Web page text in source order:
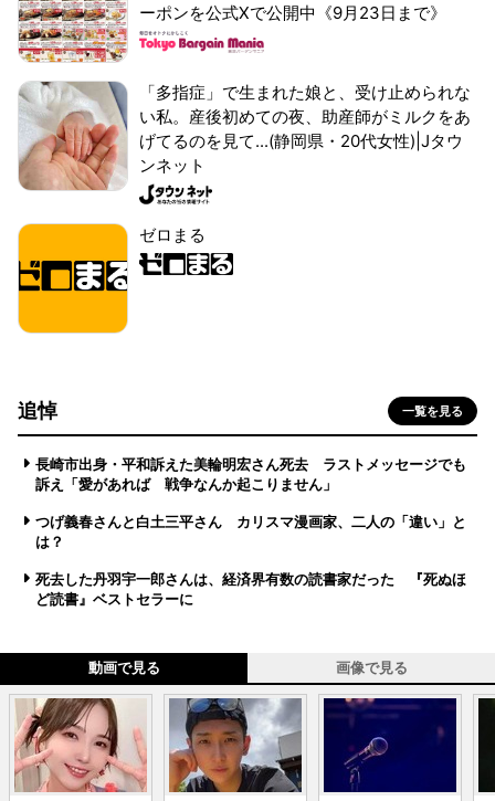
ーポンを公式Xで公開中《9月23日まで》
「多指症」で生まれた娘と、受け止められな
い私。産後初めての夜、助産師がミルクをあ
げてるのを見て...(静岡県・20代女性)|Jタウ
ンネット
ゼロまる
追悼 一覧を見る
長崎市出身・平和訴えた美輪明宏さん死去 ラストメッセージでも
訴え「愛があれば 戦争なんか起こりません」
つげ義春さんと白土三平さん カリスマ漫画家、二人の「違い」と
は？
死去した丹羽宇一郎さんは、経済界有数の読書家だった 『死ぬほ
ど読書』ベストセラーに
動画で見る 画像で見る